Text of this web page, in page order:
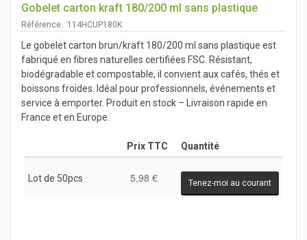
Gobelet carton kraft 180/200 ml sans plastique
Référence: 114HCUP180K
Le gobelet carton brun/kraft 180/200 ml sans plastique est
fabriqué en fibres naturelles certifiées FSC. Résistant,
biodégradable et compostable, il convient aux cafés, thés et
boissons froides. Idéal pour professionnels, événements et
service à emporter. Produit en stock – Livraison rapide en
France et en Europe.
Prix TTC Quantité
Lot de 50pcs 5,98 € Tenez-moi au courant